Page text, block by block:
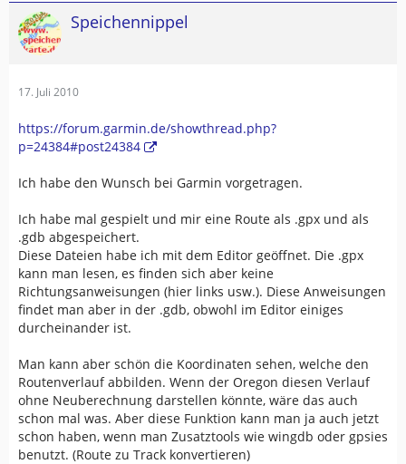
Speichennippel
17. Juli 2010
https://forum.garmin.de/showthread.php?
p=24384#post24384
Ich habe den Wunsch bei Garmin vorgetragen.
Ich habe mal gespielt und mir eine Route als .gpx und als
.gdb abgespeichert.
Diese Dateien habe ich mit dem Editor geöffnet. Die .gpx
kann man lesen, es finden sich aber keine
Richtungsanweisungen (hier links usw.). Diese Anweisungen
findet man aber in der .gdb, obwohl im Editor einiges
durcheinander ist.
Man kann aber schön die Koordinaten sehen, welche den
Routenverlauf abbilden. Wenn der Oregon diesen Verlauf
ohne Neuberechnung darstellen könnte, wäre das auch
schon mal was. Aber diese Funktion kann man ja auch jetzt
schon haben, wenn man Zusatztools wie wingdb oder gpsies
benutzt. (Route zu Track konvertieren)